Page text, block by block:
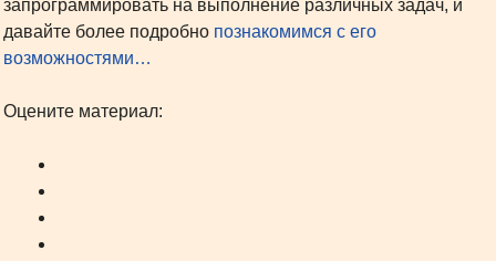
запрограммировать на выполнение различных задач, и
давайте более подробно познакомимся с его
возможностями…
Оцените материал: